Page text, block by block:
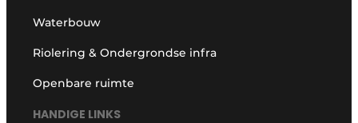
Waterbouw
Riolering & Ondergrondse infra
Openbare ruimte
HANDIGE LINKS